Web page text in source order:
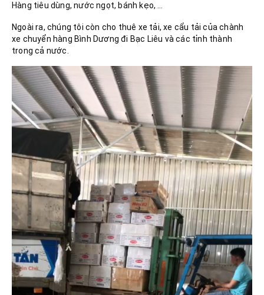
Hàng tiêu dùng, nước ngọt, bánh kẹo, …
Ngoài ra, chúng tôi còn cho thuê xe tải, xe cẩu tải của chành
xe chuyển hàng Bình Dương đi Bạc Liêu và các tỉnh thành
trong cả nước.